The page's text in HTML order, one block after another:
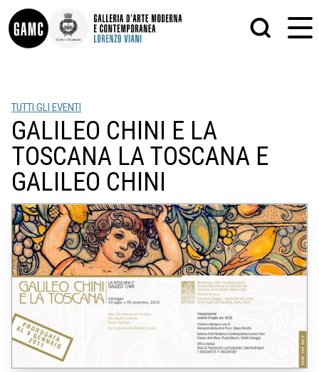
INFO
CONTATTI
DIDATTICA
SHOP
LE COLLEZIONI
GLI AUTORI
LORENZO VIANI
MOSTRE
EVENTI
PALAZZO DELLE MUSE
SCULTURA
STAMPA
ALTRO
MATRICI XILOGRAFICHE
FOTOGRAFIA
TUTTI GLI EVENTI
GALILEO CHINI E LA
TOSCANA LA TOSCANA E
GALILEO CHINI